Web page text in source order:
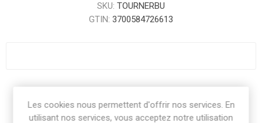
SKU: TOURNERBU
GTIN: 3700584726613
Les cookies nous permettent d'offrir nos services. En
utilisant nos services, vous acceptez notre utilisation